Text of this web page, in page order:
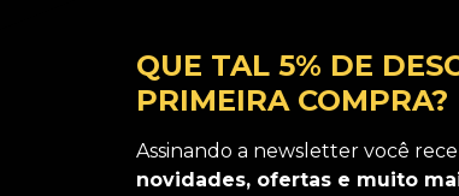
QUE TAL 5% DE
PRIMEIRA COMPRA?
Assinando a newsletter você
novidades, ofertas e muito